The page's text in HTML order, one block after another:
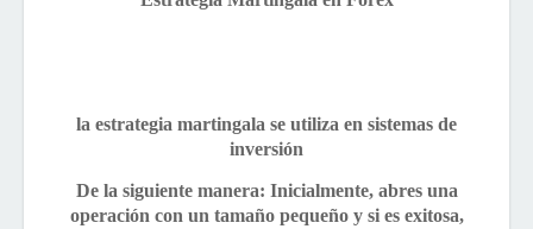
la estrategia martingala se utiliza en sistemas de
inversión
De la siguiente manera: Inicialmente, abres una
operación con un tamaño pequeño y si es exitosa,